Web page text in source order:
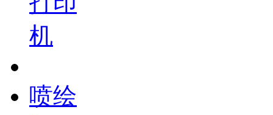
机
喷绘